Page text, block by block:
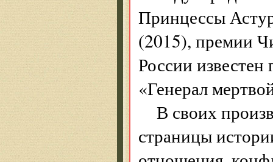
Принцессы
(2015), премии
России
«Генерал
В своих
страницы